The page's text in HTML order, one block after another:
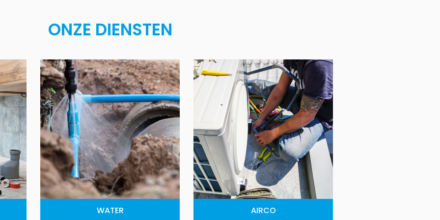
ONZE DIENSTEN
WATER AIRCO